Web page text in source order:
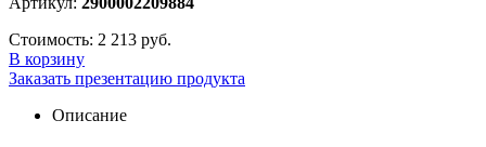
Стоимость: 2 213 руб.
В корзину
Заказать презентацию продукта
Описание